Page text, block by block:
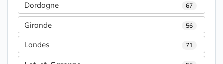
Dordogne 67
Gironde 56
Landes 71